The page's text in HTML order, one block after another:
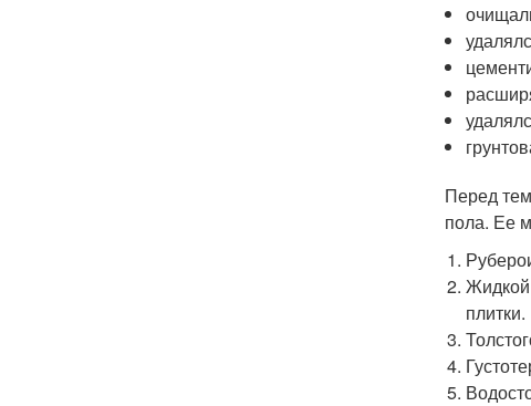
Перед
пола. Ее
Жидкой
плитки.